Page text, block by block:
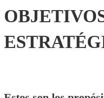
hacemos